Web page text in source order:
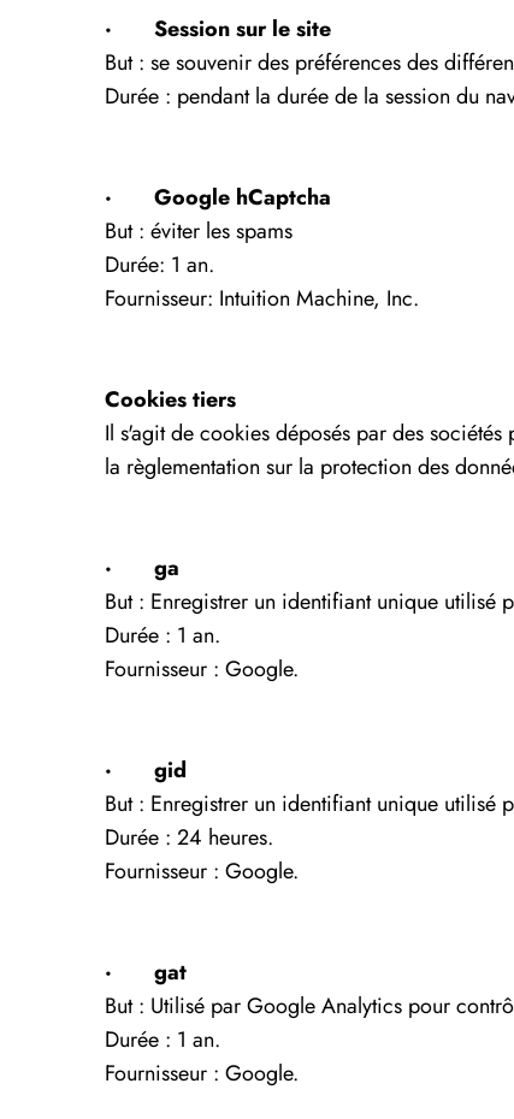
· Session sur le site
But : se souvenir des préférences des
Durée : pendant la durée de la session du
· Google hCaptcha
But : éviter les spams
Durée: 1 an.
Fournisseur: Intuition Machine, Inc.
Cookies tiers
Il s'agit de cookies déposés par des
la règlementation sur la protection des
· ga
But : Enregistrer un identifiant unique utilisé
Durée : 1 an.
Fournisseur : Google.
· gid
But : Enregistrer un identifiant unique utilisé
Durée : 24 heures.
Fournisseur : Google.
· gat
But : Utilisé par Google Analytics pour
Durée : 1 an.
Fournisseur : Google.